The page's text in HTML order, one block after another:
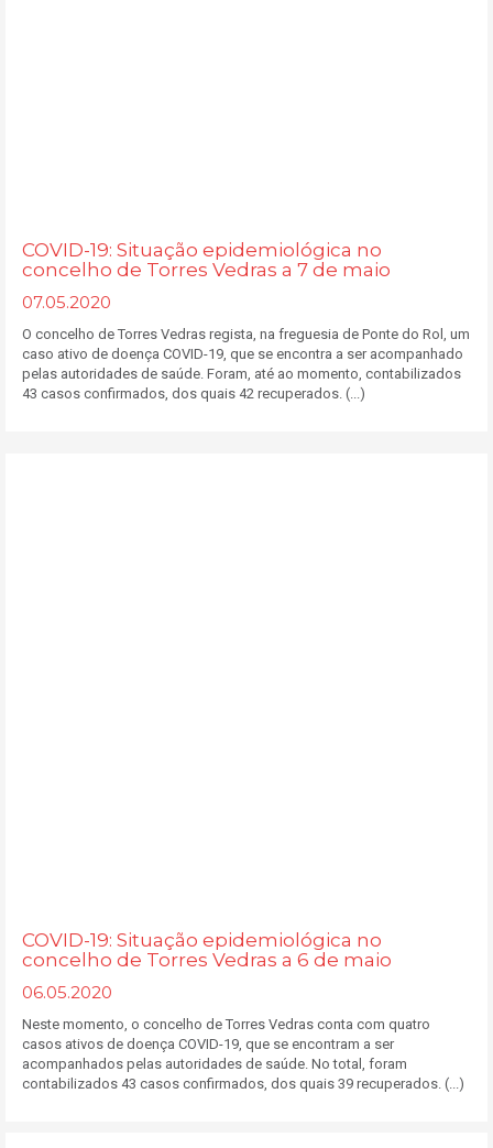
COVID-19: Situação epidemiológica no
concelho de Torres Vedras a 7 de maio
07.05.2020
O concelho de Torres Vedras regista, na freguesia de Ponte do Rol, um
caso ativo de doença COVID-19, que se encontra a ser acompanhado
pelas autoridades de saúde. Foram, até ao momento, contabilizados
43 casos confirmados, dos quais 42 recuperados. (...)
COVID-19: Situação epidemiológica no
concelho de Torres Vedras a 6 de maio
06.05.2020
Neste momento, o concelho de Torres Vedras conta com quatro
casos ativos de doença COVID-19, que se encontram a ser
acompanhados pelas autoridades de saúde. No total, foram
contabilizados 43 casos confirmados, dos quais 39 recuperados. (...)